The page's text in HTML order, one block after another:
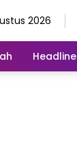
2026
Headline